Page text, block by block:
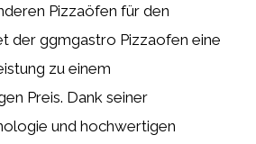
Pizzaöfen für den
der ggmgastro Pizzaofen eine
zu einem
Preis. Dank seiner
und hochwertigen